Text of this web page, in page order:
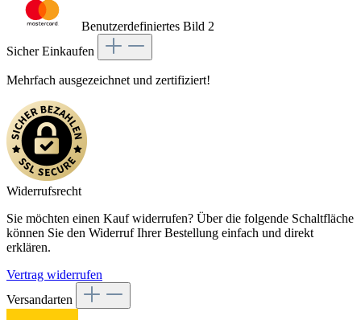
Benutzerdefiniertes Bild 2
Sicher Einkaufen
Mehrfach ausgezeichnet und zertifiziert!
Widerrufsrecht
Sie möchten einen Kauf widerrufen? Über die folgende Schaltfläche
können Sie den Widerruf Ihrer Bestellung einfach und direkt
erklären.
Vertrag widerrufen
Versandarten